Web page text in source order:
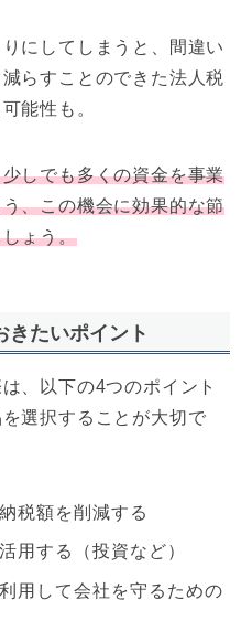
にしてしまうと、間違い
らすことのできた法人税
能性も。
しでも多くの資金を事業
、この機会に効果的な節
ょう。
きたいポイント
、以下の4つのポイント
選択することが大切で
税額を削減する
用する（投資など）
用して会社を守るための